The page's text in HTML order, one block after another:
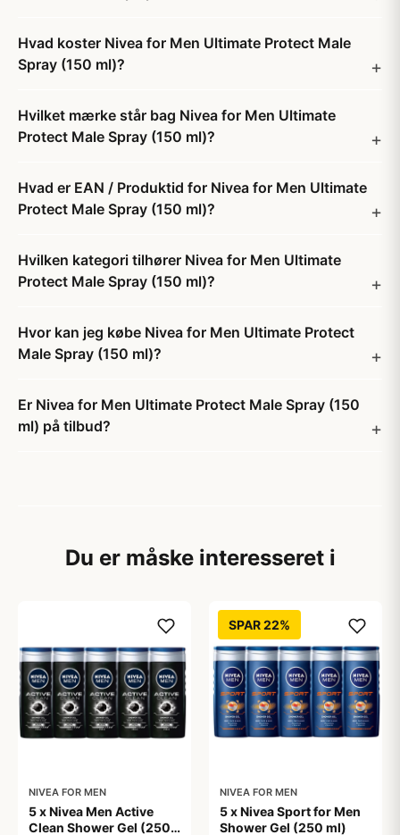
Hvad koster Nivea for Men Ultimate Protect Male
Spray (150 ml)?
Hvilket mærke står bag Nivea for Men Ultimate
Protect Male Spray (150 ml)?
Hvad er EAN / Produktid for Nivea for Men Ultimate
Protect Male Spray (150 ml)?
Hvilken kategori tilhører Nivea for Men Ultimate
Protect Male Spray (150 ml)?
Hvor kan jeg købe Nivea for Men Ultimate Protect
Male Spray (150 ml)?
Er Nivea for Men Ultimate Protect Male Spray (150
ml) på tilbud?
Du er måske interesseret i
NIVEA FOR MEN
5 x Nivea Men Active
Clean Shower Gel (250
SPAR 22%
NIVEA FOR MEN
5 x Nivea Sport for Men
Shower Gel (250 ml)